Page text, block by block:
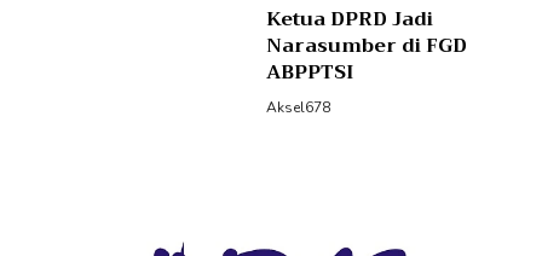
Ketua DPRD Jadi
Narasumber di FGD
ABPPTSI
Aksel678